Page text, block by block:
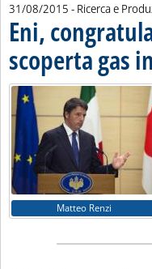
31/08/2015 - Ricerca e
Eni,
scoperta gas
Matteo Renzi